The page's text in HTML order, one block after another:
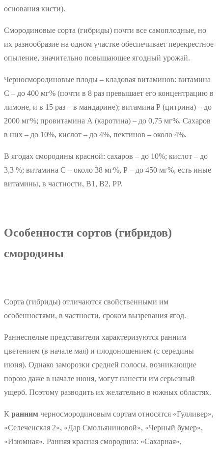
основания кисти).
Смородиновые сорта (гибриды) почти все самоплодные, но
их разнообразие на одном участке обеспечивает перекрестное
опыление, значительно повышающее ягодный урожай.
Черносмородиновые плоды – кладовая витаминов: витамина
С – до 400 мг% (почти в 8 раз превышает его концентрацию в
лимоне, и в 15 раз – в мандарине); витамина Р (цитрина) – до
2000 мг%; провитамина А (каротина) – до 0,75 мг%. Сахаров
в них – до 10%, кислот – до 4%, пектинов – около 4%.
В ягодах смородины красной: сахаров – до 10%; кислот – до
3,3 %; витамина С – около 38 мг%, Р – до 450 мг%, есть иные
витамины, в частности, В1, В2, РР.
Особенности сортов (гибридов)
смородины
Сорта (гибриды) отличаются свойственными им
особенностями, в частности, сроком вызревания ягод.
Раннеспелые представители характеризуются ранним
цветением (в начале мая) и плодоношением (с середины
июня). Однако заморозки средней полосы, возникающие
порою даже в начале июня, могут нанести им серьезный
ущерб. Поэтому разводить их желательно в южных областях.
К ранним черносмородиновым сортам относятся «Гулливер»,
«Селеченская 2», «Дар Смольяниновой», «Черный бумер»,
«Изюмная». Ранняя красная смородина: «Сахарная»,